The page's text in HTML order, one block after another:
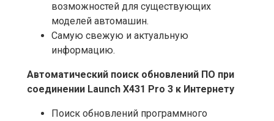
возможностей для существующих
моделей автомашин.
Самую свежую и актуальную
информацию.
Автоматический поиск обновлений ПО при
соединении Launch X431 Pro 3 к Интернету
Поиск обновлений программного